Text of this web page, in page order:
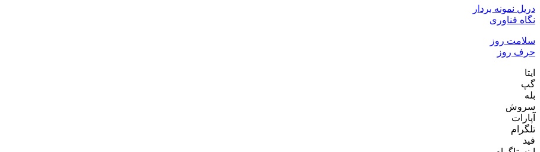
دریل نمونه بردار
نگاه فناوری
سلامت روز
حرف روز
ایتا
گپ
بله
سروش
آپارات
تلگرام
فید